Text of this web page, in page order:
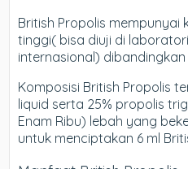
British Propolis mempunyai
tinggi( bisa diuji di
internasional)
Komposisi British Propolis
liquid serta 25% propolis
Enam Ribu) lebah yang
untuk menciptakan 6 ml